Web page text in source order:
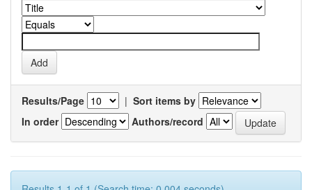
Results/Page | Sort items by
In order
Authors/record